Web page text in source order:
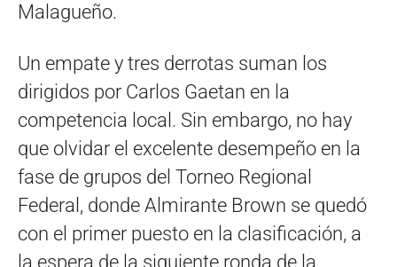
Malagueño.
Un empate y tres derrotas suman los
dirigidos por Carlos Gaetan en la
competencia local. Sin embargo, no hay
que olvidar el excelente desempeño en la
fase de grupos del Torneo Regional
Federal, donde Almirante Brown se quedó
con el primer puesto en la clasificación, a
la espera de la siguiente ronda de la